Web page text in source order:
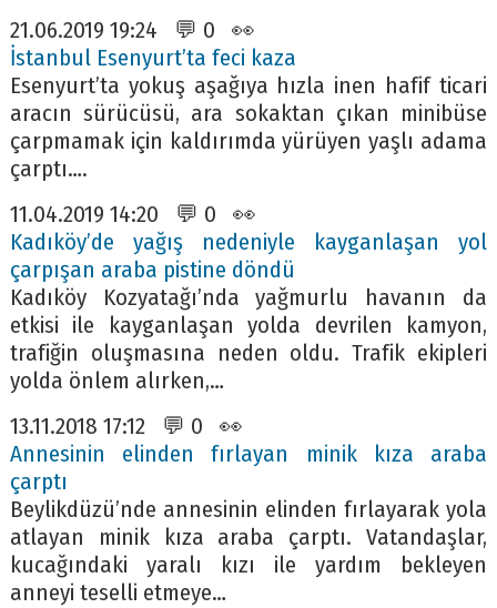
21.06.2019 19:24 💬 0 👀
İstanbul Esenyurt’ta feci kaza
Esenyurt’ta yokuş aşağıya hızla inen hafif ticari
aracın sürücüsü, ara sokaktan çıkan minibüse
çarpmamak için kaldırımda yürüyen yaşlı adama
çarptı….
11.04.2019 14:20 💬 0 👀
Kadıköy’de yağış nedeniyle kayganlaşan yol
çarpışan araba pistine döndü
Kadıköy Kozyatağı’nda yağmurlu havanın da
etkisi ile kayganlaşan yolda devrilen kamyon,
trafiğin oluşmasına neden oldu. Trafik ekipleri
yolda önlem alırken,…
13.11.2018 17:12 💬 0 👀
Annesinin elinden fırlayan minik kıza araba
çarptı
Beylikdüzü’nde annesinin elinden fırlayarak yola
atlayan minik kıza araba çarptı. Vatandaşlar,
kucağındaki yaralı kızı ile yardım bekleyen
anneyi teselli etmeye…